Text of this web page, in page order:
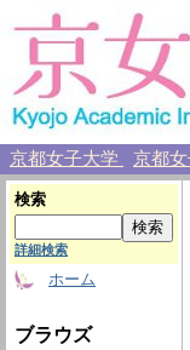
京都女子大学 京都
検索
詳細検索
ホーム
ブラウズ